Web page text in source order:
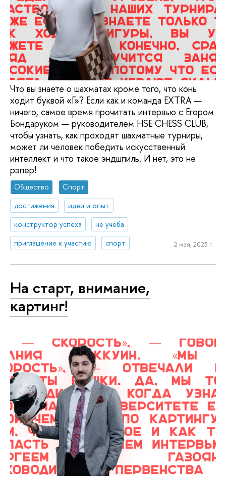
Что вы знаете о шахматах кроме того, что конь
ходит буквой «Г»? Если как и команда EXTRA —
ничего, самое время прочитать интервью с Егором
Бондаруком — руководителем HSE CHESS CLUB,
чтобы узнать, как проходят шахматные турниры,
может ли человек победить искусственный
интеллект и что такое эндшпиль. И нет, это не
рэпер!
Общество
Спорт
достижения
идеи и опыт
конструктор успеха
не учеба
приглашение к участию
спорт 2 мая, 2023 г.
На старт, внимание,
картинг!